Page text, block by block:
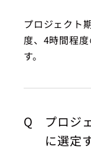
プロジェクト
度、4時間程
す。
プロジ
に選定
Q